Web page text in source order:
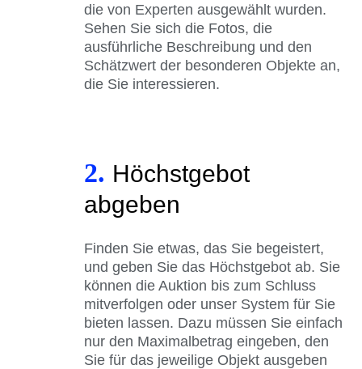
die von Experten ausgewählt wurden.
Sehen Sie sich die Fotos, die
ausführliche Beschreibung und den
Schätzwert der besonderen Objekte an,
die Sie interessieren.
2. Höchstgebot
abgeben
Finden Sie etwas, das Sie begeistert,
und geben Sie das Höchstgebot ab. Sie
können die Auktion bis zum Schluss
mitverfolgen oder unser System für Sie
bieten lassen. Dazu müssen Sie einfach
nur den Maximalbetrag eingeben, den
Sie für das jeweilige Objekt ausgeben